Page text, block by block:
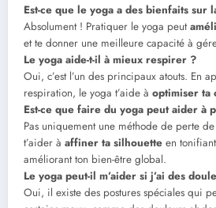
Est-ce que le yoga a des bienfaits sur
Absolument ! Pratiquer le yoga peut
et te donner une meilleure capacité à
Le yoga aide-t-il à mieux respirer ?
Oui, c’est l’un des principaux atouts. En
respiration, le yoga t’aide à optimiser ta
Est-ce que faire du yoga peut aider à
Pas uniquement une méthode de perte
t’aider à affiner ta silhouette en
améliorant ton bien-être global.
Le yoga peut-il m’aider si j’ai des
Oui, il existe des postures spéciales qui